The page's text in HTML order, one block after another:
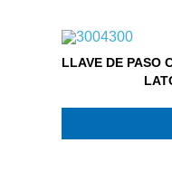
LLAVE DE PASO